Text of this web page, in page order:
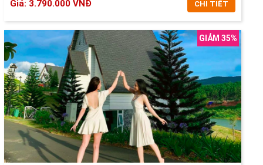
CHI TIẾT
ĐẶT TOUR
Giá: 3.790.000 VNĐ CHI TIẾT
GIẢM 35%